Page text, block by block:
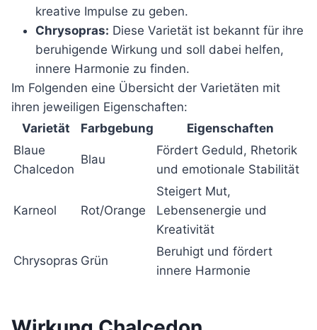
kreative Impulse zu geben.
Chrysopras: Diese Varietät ist bekannt für ihre
beruhigende Wirkung und soll dabei helfen,
innere Harmonie zu finden.
Im Folgenden eine Übersicht der Varietäten mit
ihren jeweiligen Eigenschaften:
Varietät
Farbgebung
Eigenschaften
Blaue
Chalcedon
Blau
Fördert Geduld, Rhetorik
und emotionale Stabilität
Karneol Rot/Orange
Steigert Mut,
Lebensenergie und
Kreativität
Chrysopras Grün
Beruhigt und fördert
innere Harmonie